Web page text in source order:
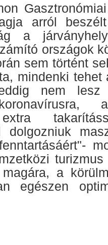
arról
a
országok
sem történt
mindenki
nem lesz
dolgozniuk
a
egészen